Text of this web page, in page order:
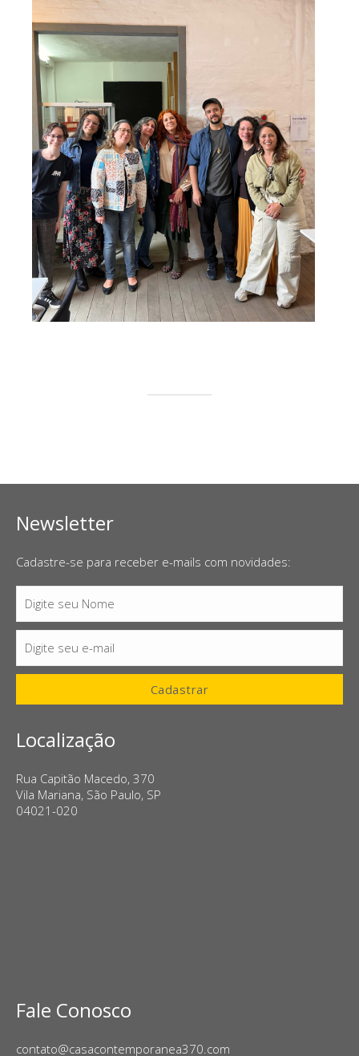
Newsletter
Cadastre-se para receber e-mails com novidades:
Nome
Digite seu Nome
E-
mail
Digite seu e-mail
Cadastrar
Localização
Rua Capitão Macedo, 370
Vila Mariana, São Paulo, SP
04021-020
Fale Conosco
contato@casacontemporanea370.com